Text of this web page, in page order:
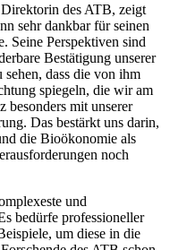
des ATB, zeigt
sehr dankbar für seinen
Seine Perspektiven sind
Bestätigung unserer
dass die von ihm
spiegeln, die wir am
besonders mit unserer
Das bestärkt uns darin,
die Bioökonomie als
noch
und
bedürfe professioneller
um diese in die